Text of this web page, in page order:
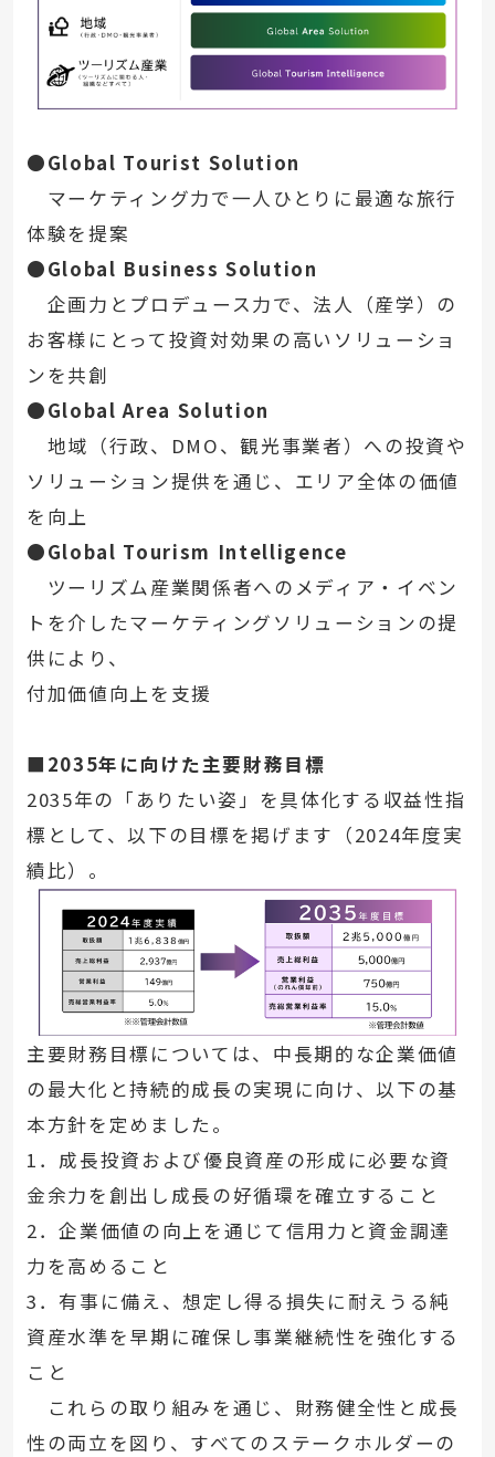
●Global Tourist Solution
マーケティング力で一人ひとりに最適な旅行
体験を提案
●Global Business Solution
企画力とプロデュース力で、法人（産学）の
お客様にとって投資対効果の高いソリューショ
ンを共創
●Global Area Solution
地域（行政、DMO、観光事業者）への投資や
ソリューション提供を通じ、エリア全体の価値
を向上
●Global Tourism Intelligence
ツーリズム産業関係者へのメディア・イベン
トを介したマーケティングソリューションの提
供により、
付加価値向上を支援
■2035年に向けた主要財務目標
2035年の「ありたい姿」を具体化する収益性指
標として、以下の目標を掲げます（2024年度実
績比）。
主要財務目標については、中長期的な企業価値
の最大化と持続的成長の実現に向け、以下の基
本方針を定めました。
1．成長投資および優良資産の形成に必要な資
金余力を創出し成長の好循環を確立すること
2．企業価値の向上を通じて信用力と資金調達
力を高めること
3．有事に備え、想定し得る損失に耐えうる純
資産水準を早期に確保し事業継続性を強化する
こと
これらの取り組みを通じ、財務健全性と成長
性の両立を図り、すべてのステークホルダーの